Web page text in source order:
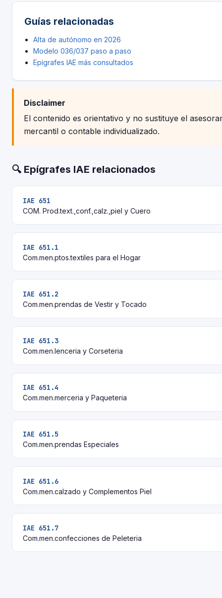
Guías relacionadas
Alta de autónomo en 2026
Modelo 036/037 paso a paso
Epígrafes IAE más consultados
Disclaimer
El contenido es orientativo y no sustituye el
mercantil o contable individualizado.
🔍 Epígrafes IAE relacionados
IAE 651
COM. Prod.text.,conf.,calz.,piel y Cuero
IAE 651.1
Com.men.ptos.textiles para el Hogar
IAE 651.2
Com.men.prendas de Vestir y Tocado
IAE 651.3
Com.men.lenceria y Corseteria
IAE 651.4
Com.men.merceria y Paqueteria
IAE 651.5
Com.men.prendas Especiales
IAE 651.6
Com.men.calzado y Complementos Piel
IAE 651.7
Com.men.confecciones de Peleteria